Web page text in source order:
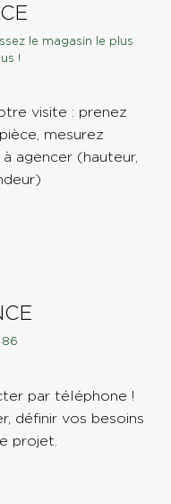
le magasin le plus
!
visite : prenez
mesurez
agencer (hauteur,
par téléphone !
définir vos besoins
projet.